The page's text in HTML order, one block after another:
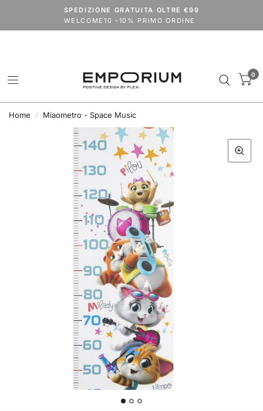
SPEDIZIONE GRATUITA OLTRE €99
WELCOME10 -10% PRIMO ORDINE
Spedizioni dal 24 agosto.
VACANZE2026extra 15% su tutto il catalogo (outlet escluso)
0
Home / Miaometro - Space Music